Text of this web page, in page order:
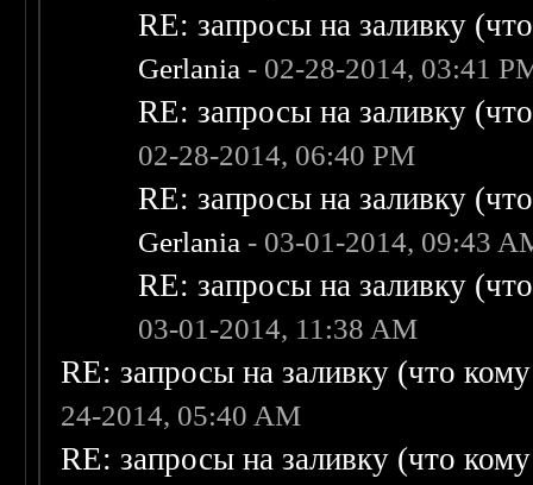
RE: запросы на заливку
Gerlania - 02-28-2014, 03:41
RE: запросы на заливку
02-28-2014, 06:40 PM
RE: запросы на заливку
Gerlania - 03-01-2014, 09:43
RE: запросы на заливку
03-01-2014, 11:38 AM
RE: запросы на заливку (что
24-2014, 05:40 AM
RE: запросы на заливку (что